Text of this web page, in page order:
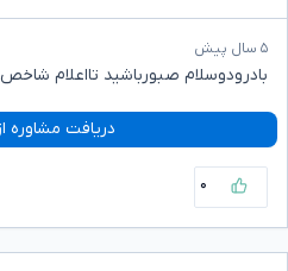
۵ سال پیش
بادرودوسلام صبورباشید تااعلام
دریافت مشاوره
۰